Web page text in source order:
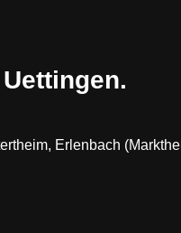
Erlenbach